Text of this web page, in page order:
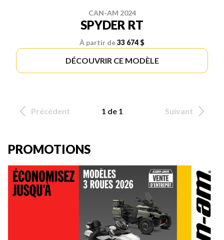
CAN-AM 2024
SPYDER RT
À partir de33 674 $
DÉCOUVRIR CE MODÈLE
Précédent 1 de 1 Suivant
PROMOTIONS